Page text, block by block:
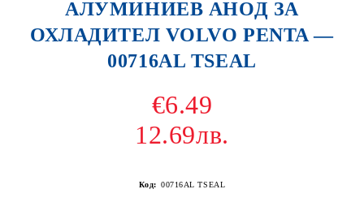
АЛУМИНИЕВ АНОД ЗА
ОХЛАДИТЕЛ VOLVO PENTA —
00716AL TSEAL
€6.49
12.69лв.
Код: 00716AL TSEAL